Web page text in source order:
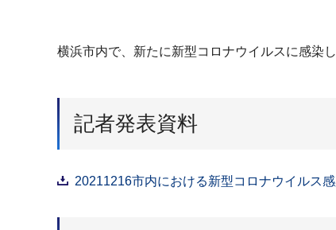
横浜市内で、新たに新型コロナウイルスに感染
記者発表資料
20211216市内における新型コロナウイルス